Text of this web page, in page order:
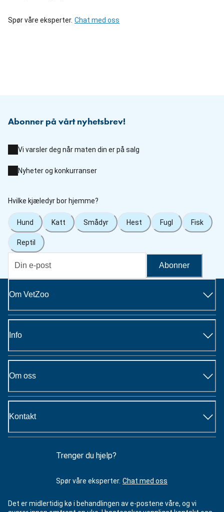
Spør våre eksperter. Chat med oss
Abonner på vårt nyhetsbrev!
Vi varsler deg når maten din er på salg
Nyheter og konkurranser
Hvilke kjæledyr bor hjemme?
Hund Katt Smådyr Hest Fugl Fisk
Reptil
Abonner
Om VetZoo
Info
Om oss
Kontakt
Trenger du hjelp?
Spør våre eksperter. Chat med oss
Det er midlertidig kø i behandlingen av e-postene våre, og vi